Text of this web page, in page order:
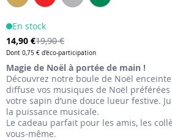
images
gallery
En stock
19,90 €
14,90 €
Dont 0,75 € d'éco-participation
Magie de Noël à portée de main !
Découvrez notre boule de Noël
diffuse vos musiques de Noël
votre sapin d’une douce lueur festive.
la puissance musicale.
Le cadeau parfait pour les amis, les
vous-même.